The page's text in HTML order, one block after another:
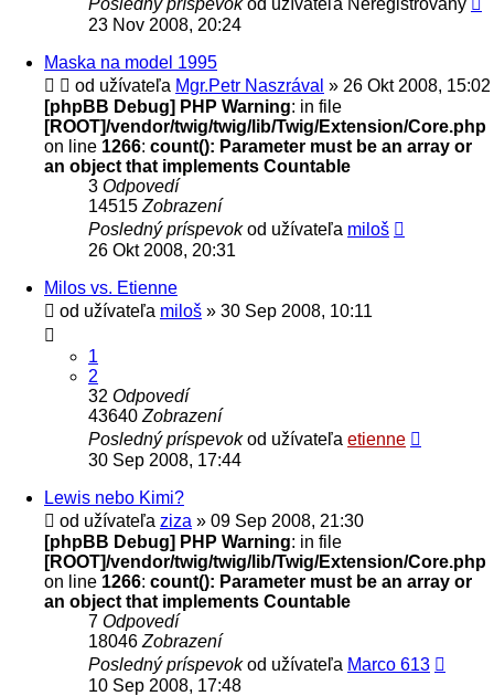
23 Nov 2008, 20:24
Maska na model 1995
od užívateľa Mgr.Petr Naszrával » 26 Okt 2008, 15:02
[phpBB Debug] PHP Warning: in file
[ROOT]/vendor/twig/twig/lib/Twig/Extension/Core.php
on line 1266: count(): Parameter must be an array or
an object that implements Countable
3 Odpovedí
14515 Zobrazení
Posledný príspevokod užívateľa miloš
26 Okt 2008, 20:31
Milos vs. Etienne
od užívateľa miloš » 30 Sep 2008, 10:11
1
2
32 Odpovedí
43640 Zobrazení
Posledný príspevokod užívateľa etienne
30 Sep 2008, 17:44
Lewis nebo Kimi?
od užívateľa ziza » 09 Sep 2008, 21:30
[phpBB Debug] PHP Warning: in file
[ROOT]/vendor/twig/twig/lib/Twig/Extension/Core.php
on line 1266: count(): Parameter must be an array or
an object that implements Countable
7 Odpovedí
18046 Zobrazení
Posledný príspevokod užívateľa Marco 613
10 Sep 2008, 17:48